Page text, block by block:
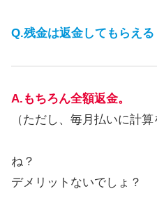
Q.残金は返金してもらえる
A.もちろん全額返金。
（ただし、毎月払いに計
ね？
デメリットないでしょ？